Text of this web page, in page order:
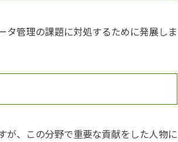
タ管理の課題に対処するために発展しま
が、この分野で重要な貢献をした人物に